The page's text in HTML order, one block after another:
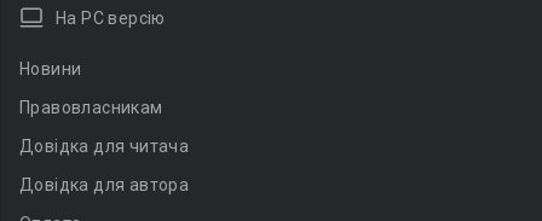
На PC версію
Новини
Правовласникам
Довідка для читача
Довідка для автора